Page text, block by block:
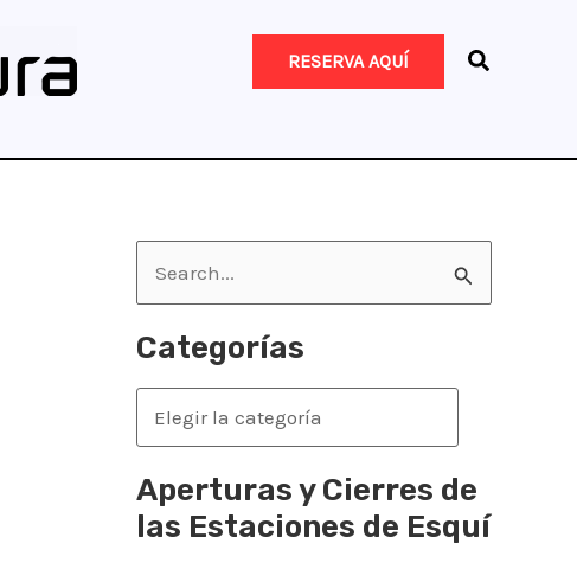
RESERVA AQUÍ
s
r
p
o
Categorías
a
t
e
Aperturas y Cierres de
las Estaciones de Esquí